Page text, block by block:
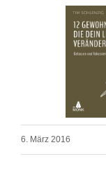
6. März 2016